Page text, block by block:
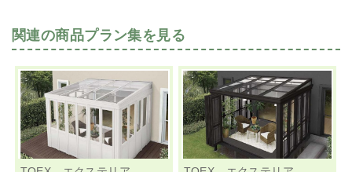
関連の商品プラン集を見る